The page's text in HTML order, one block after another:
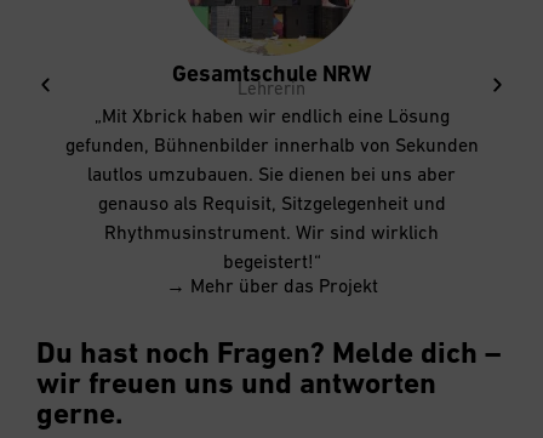
Gesamtschule NRW
Lehrerin
„Mit Xbrick haben wir endlich eine Lösung
gefunden, Bühnenbilder innerhalb von Sekunden
lautlos umzubauen. Sie dienen bei uns aber
genauso als Requisit, Sitzgelegenheit und
Rhythmusinstrument. Wir sind wirklich
begeistert!“
→ Mehr über das Projekt
Du hast noch Fragen? Melde dich –
wir freuen uns und antworten
gerne.